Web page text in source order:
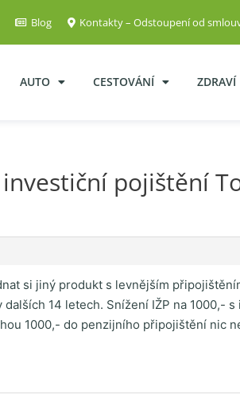
Blog Kontakty – Odstoupení od
AUTO CESTOVÁNÍ ZDRAVÍ
pojištění
si jiný produkt s levnějším
14 letech. Snížení IŽP na 1000,-
1000,- do penzijního připojištění nic